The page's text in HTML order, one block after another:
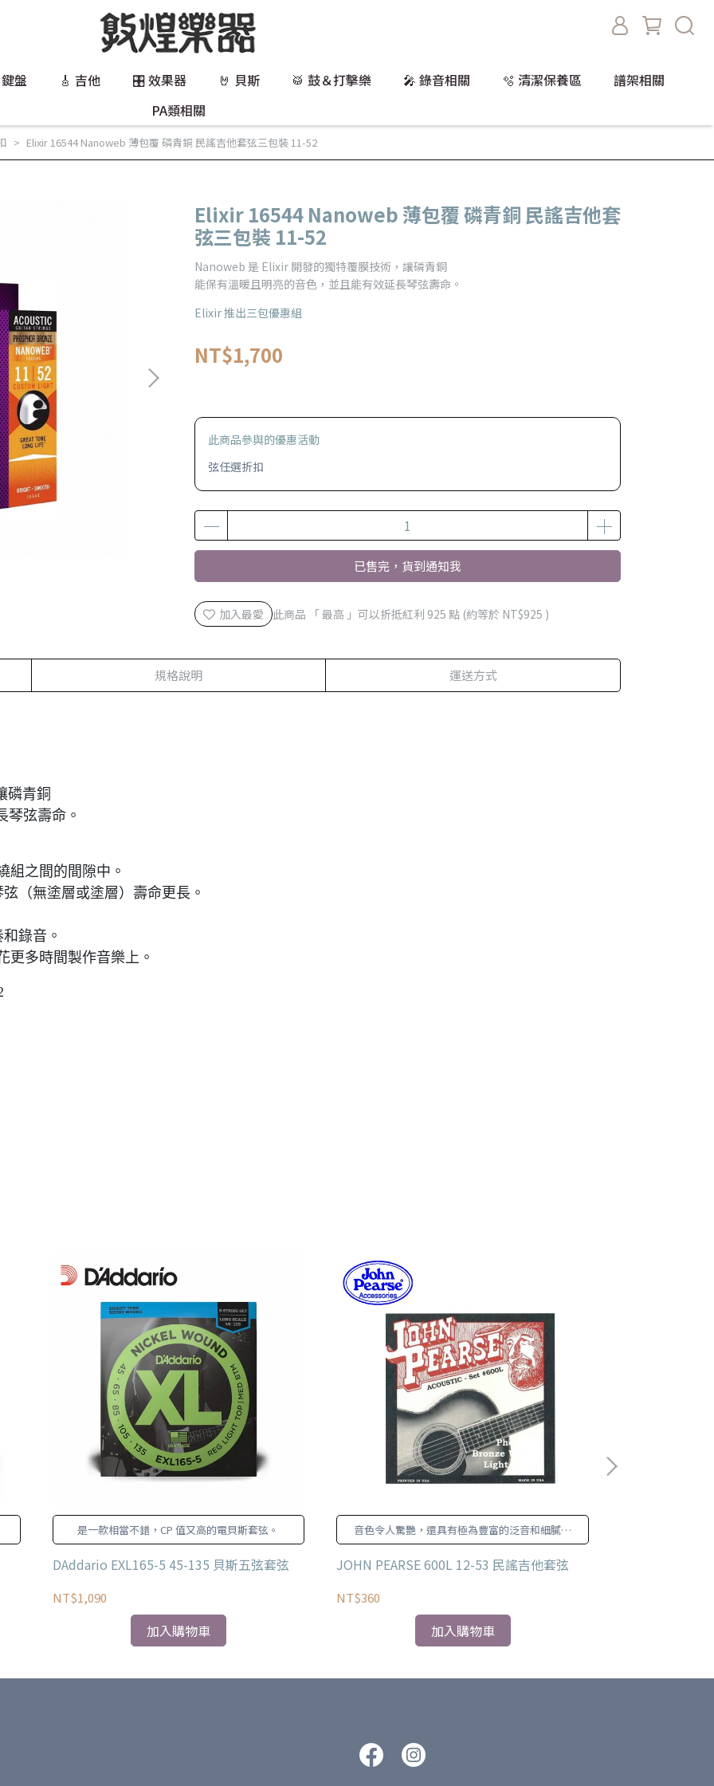
盤 🎸 吉他 🎛️ 效果器 🤘 貝斯 🥁 鼓＆打擊樂 🎤 錄音相關 🫧 清潔保養區
譜架相關
PA類相關
Elixir 16544 Nanoweb 薄包覆 磷青銅 民謠吉他套弦三包裝 11-52
Elixir 16544 Nanoweb 薄包覆 磷青銅 民謠吉他套
弦三包裝 11-52
Nanoweb 是 Elixir 開發的獨特覆膜技術，讓磷青銅
能保有溫暖且明亮的音色，並且能有效延長琴弦壽命。
Elixir 推出三包優惠組
NT$1,700
此商品參與的優惠活動
弦任選折扣
已售完，貨到通知我
加入最愛 此商品 「 最高 」可以折抵紅利 925 點 (約等於 NT$925 )
規格說明 運送方式
磷青銅
琴弦壽命。
組之間的間隙中。
（無塗層或塗層）壽命更長。
錄音。
多時間製作音樂上。
是一款相當不錯，CP 值又高的電貝斯套弦。
DAddario EXL165-5 45-135 貝斯五弦套弦
NT$1,090
加入購物車
音色令人驚艷，還具有極為豐富的泛音和細膩的
動態表現。
JOHN PEARSE 600L 12-53 民謠吉他套弦
NT$360
加入購物車